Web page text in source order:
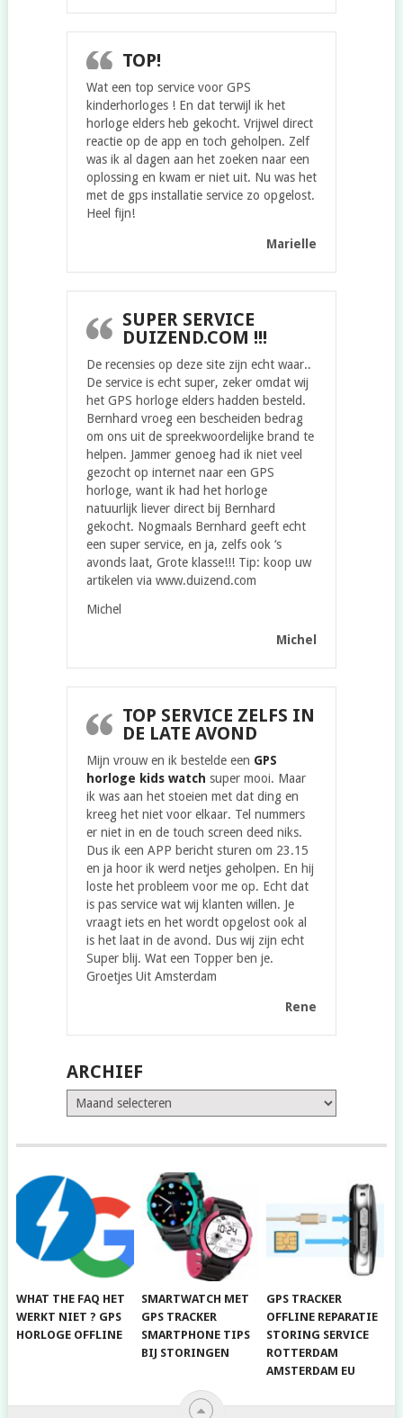
TOP!
Wat een top service voor GPS
kinderhorloges ! En dat terwijl ik het
horloge elders heb gekocht. Vrijwel direct
reactie op de app en toch geholpen. Zelf
was ik al dagen aan het zoeken naar een
oplossing en kwam er niet uit. Nu was het
met de gps installatie service zo opgelost.
Heel fijn!
Marielle
SUPER SERVICE
DUIZEND.COM !!!
De recensies op deze site zijn echt waar..
De service is echt super, zeker omdat wij
het GPS horloge elders hadden besteld.
Bernhard vroeg een bescheiden bedrag
om ons uit de spreekwoordelijke brand te
helpen. Jammer genoeg had ik niet veel
gezocht op internet naar een GPS
horloge, want ik had het horloge
natuurlijk liever direct bij Bernhard
gekocht. Nogmaals Bernhard geeft echt
een super service, en ja, zelfs ook ‘s
avonds laat, Grote klasse!!! Tip: koop uw
artikelen via www.duizend.com
Michel
Michel
TOP SERVICE ZELFS IN
DE LATE AVOND
Mijn vrouw en ik bestelde een GPS
horloge kids watch super mooi. Maar
ik was aan het stoeien met dat ding en
kreeg het niet voor elkaar. Tel nummers
er niet in en de touch screen deed niks.
Dus ik een APP bericht sturen om 23.15
en ja hoor ik werd netjes geholpen. En hij
loste het probleem voor me op. Echt dat
is pas service wat wij klanten willen. Je
vraagt iets en het wordt opgelost ook al
is het laat in de avond. Dus wij zijn echt
Super blij. Wat een Topper ben je.
Groetjes Uit Amsterdam
Rene
ARCHIEF
Archief
WHAT THE FAQ HET
WERKT NIET ? GPS
HORLOGE OFFLINE
SMARTWATCH MET
GPS TRACKER
SMARTPHONE TIPS
BIJ STORINGEN
GPS TRACKER
OFFLINE REPARATIE
STORING SERVICE
ROTTERDAM
AMSTERDAM EU